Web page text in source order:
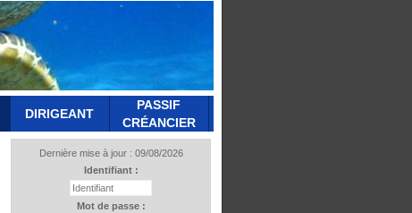
DIRIGEANT
PASSIF
CRÉANCIER
Dernière mise à jour : 09/08/2026
Identifiant :
Mot de passe :